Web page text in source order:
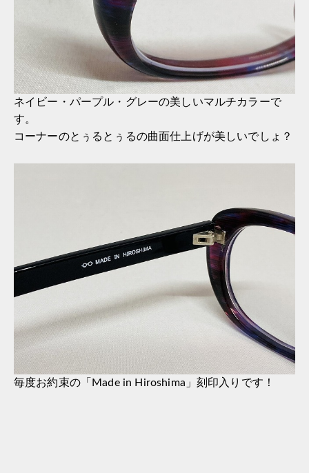
ネイビー・パープル・グレーの美しいマルチカラーで
す。
コーナーのとぅるとぅるの曲面仕上げが美しいでしょ？
毎度お約束の「Made in Hiroshima」刻印入りです！